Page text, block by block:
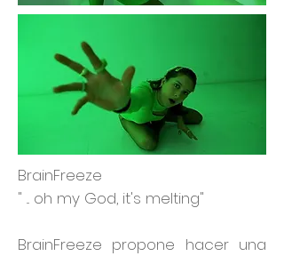
BrainFreeze
" ... oh my God, it's melting"
BrainFreeze propone hacer una